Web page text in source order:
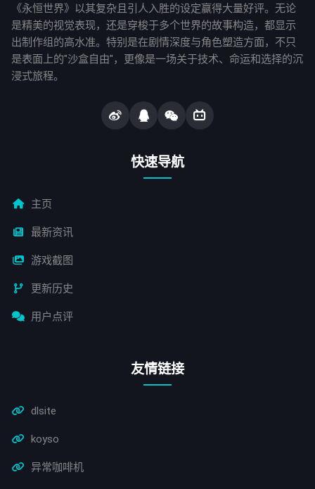
《永恒世界》以其复杂且引人入胜的设定赢得大量好评。无论
是精美的视觉表现，还是穿梭于多个世界的故事构造，都显示
出制作组的高水准。特别是在剧情深度与角色塑造方面，不只
是表面上的"沙盒自由"，更像是一场关于技术、命运和选择的沉
浸式旅程。
快速导航
主页
最新资讯
游戏截图
更新历史
用户点评
友情链接
dlsite
koyso
异常咖啡机